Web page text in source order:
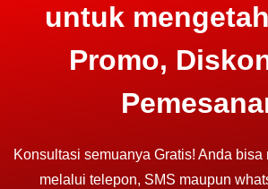
untuk
Promo,
Konsultasi semuanya Gratis! Anda
melalui telepon, SMS maupun